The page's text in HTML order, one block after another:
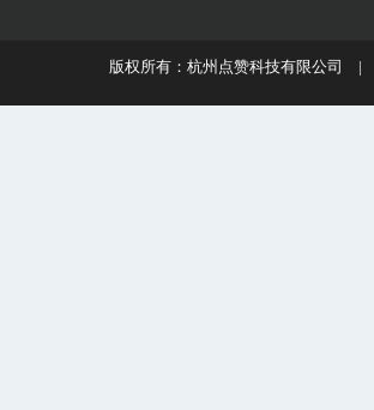
版权所有：杭州点赞科技有限公司